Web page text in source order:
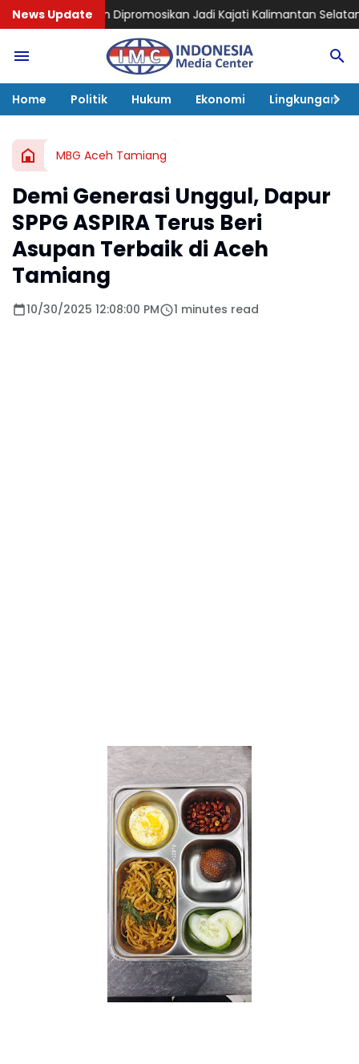
News Update
Dipromosikan Jadi Kajati Kalimantan Selatan, Bawa
Home Politik Hukum Ekonomi Lingkungan
MBG Aceh Tamiang
Demi Generasi Unggul, Dapur
SPPG ASPIRA Terus Beri
Asupan Terbaik di Aceh
Tamiang
10/30/2025 12:08:00 PM 1 minutes read